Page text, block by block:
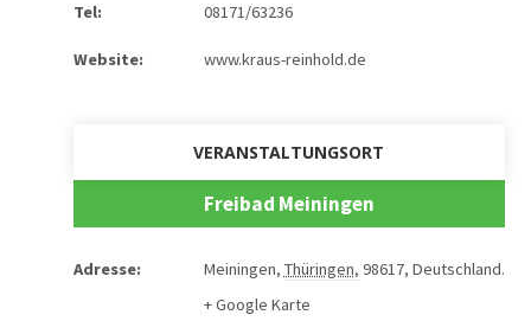
Tel: 08171/63236
Website: www.kraus-reinhold.de
VERANSTALTUNGSORT
Freibad Meiningen
Adresse: Meiningen, Thüringen, 98617, Deutschland.
+ Google Karte